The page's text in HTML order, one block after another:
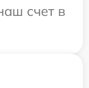
счет в